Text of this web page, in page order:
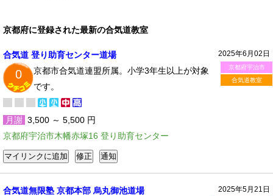
京都府に登録された最新の合気道教室
2025年6月02日
京都府宇治市
合気道教室
合気道 登り助育センター道場
0
京都市合気道連盟所属。小学3年生以上が対象
です。
月謝 3,500 ～ 5,500 円
京都府宇治市木幡赤塚16 登り助育センター
2025年5月21日
合気道無限塾 京都本部 烏丸御池道場